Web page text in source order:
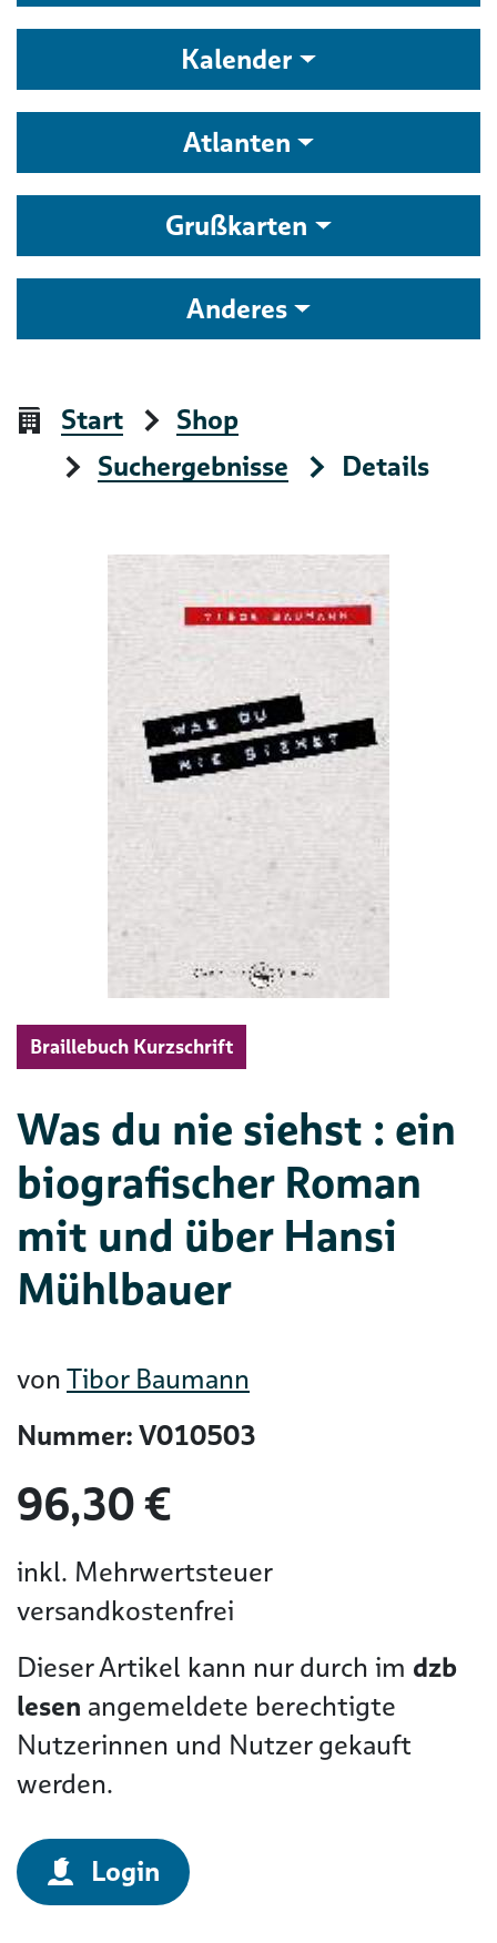
Kalender
Atlanten
Grußkarten
Anderes
Start
Shop
Suchergebnisse
Details
Braillebuch Kurzschrift
Was du nie siehst : ein
biografischer Roman
mit und über Hansi
Mühlbauer
vonTibor Baumann
Nummer: V010503
96,30 €
inkl. Mehrwertsteuer
versandkostenfrei
Dieser Artikel kann nur durch im dzb
lesen angemeldete berechtigte
Nutzerinnen und Nutzer gekauft
werden.
Login